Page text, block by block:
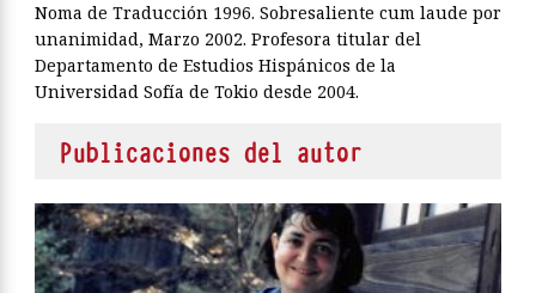
Noma de Traducción 1996. Sobresaliente cum laude por
unanimidad, Marzo 2002. Profesora titular del
Departamento de Estudios Hispánicos de la
Universidad Sofía de Tokio desde 2004.
Publicaciones del autor